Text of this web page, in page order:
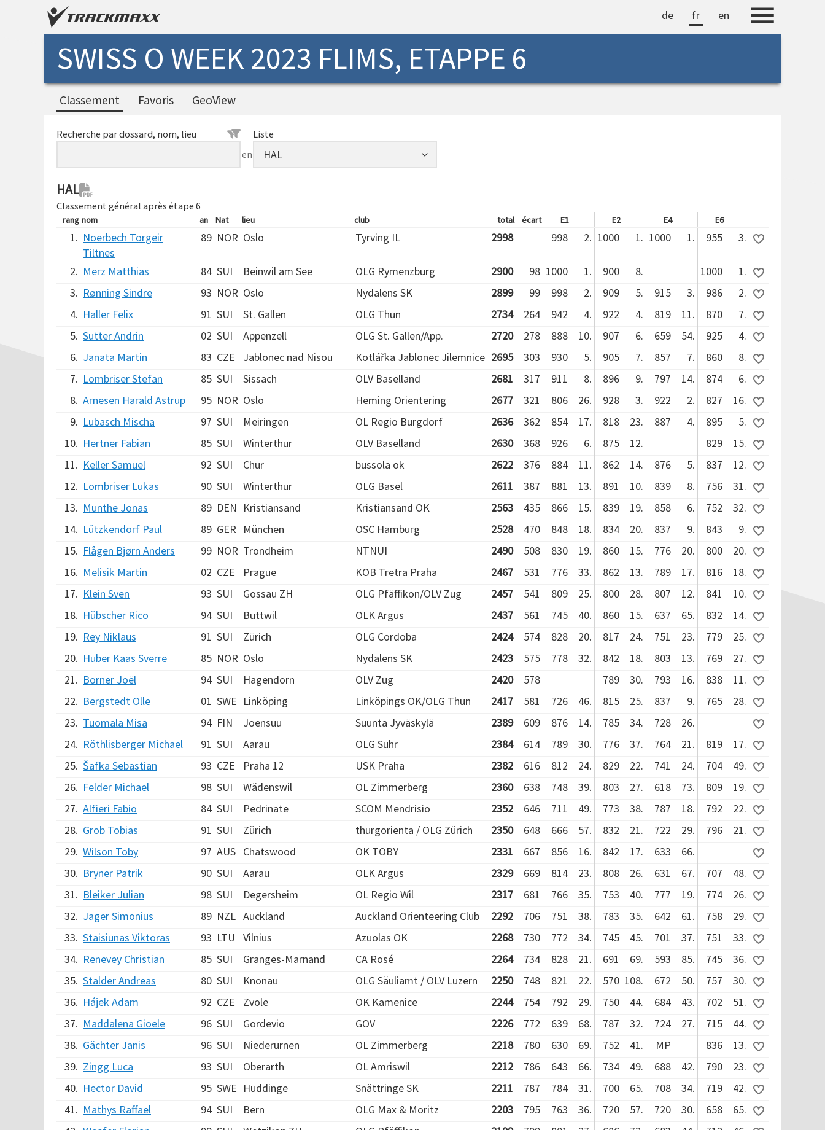
de fr en
SWISS O WEEK 2023 FLIMS, ETAPPE 6
Classement Favoris GeoView
Recherche par dossard, nom, lieu
en
Liste
HAL
Classement général après étape 6
rang nom an Nat lieu club total écart E1 E2 E4 E6
1. Noerbech Torgeir
Tiltnes
89 NOR Oslo Tyrving IL 2998 998 2. 1000 1. 1000 1. 955 3.
2. Merz Matthias 84 SUI Beinwil am See OLG Rymenzburg 2900 98 1000 1. 900 8. 1000
1.
3. Rønning Sindre 93 NOR Oslo Nydalens SK 2899 99 998 2. 909 5. 915 3. 986
2.
4. Haller Felix 91 SUI St. Gallen OLG Thun 2734 264 942 4. 922 4. 819 11. 870
7.
5. Sutter Andrin 02 SUI Appenzell OLG St. Gallen/App. 2720 278 888 10. 907 6. 659 54. 925
4.
6. Janata Martin 83 CZE Jablonec nad Nisou Kotlářka Jablonec Jilemnice 2695 303 930 5. 905 7. 857 7. 860
8.
7. Lombriser Stefan 85 SUI Sissach OLV Baselland 2681 317 911 8. 896 9. 797 14. 874
6.
8. Arnesen Harald Astrup 95 NOR Oslo Heming Orientering 2677 321 806 26. 928 3. 922 2. 827
16.
9. Lubasch Mischa 97 SUI Meiringen OL Regio Burgdorf 2636 362 854 17. 818 23. 887 4. 895
5.
10. Hertner Fabian 85 SUI Winterthur OLV Baselland 2630 368 926 6. 875 12. 829
15.
11. Keller Samuel 92 SUI Chur bussola ok 2622 376 884 11. 862 14. 876 5. 837
12.
12. Lombriser Lukas 90 SUI Winterthur OLG Basel 2611 387 881 13. 891 10. 839 8. 756
31.
13. Munthe Jonas 89 DEN Kristiansand Kristiansand OK 2563 435 866 15. 839 19. 858 6. 752
32.
14. Lützkendorf Paul 89 GER München OSC Hamburg 2528 470 848 18. 834 20. 837 9. 843
9.
15. Flågen Bjørn Anders 99 NOR Trondheim NTNUI 2490 508 830 19. 860 15. 776 20. 800
20.
16. Melisik Martin 02 CZE Prague KOB Tretra Praha 2467 531 776 33. 862 13. 789 17. 816
18.
17. Klein Sven 93 SUI Gossau ZH OLG Pfäffikon/OLV Zug 2457 541 809 25. 800 28. 807 12. 841
10.
18. Hübscher Rico 94 SUI Buttwil OLK Argus 2437 561 745 40. 860 15. 637 65. 832
14.
19. Rey Niklaus 91 SUI Zürich OLG Cordoba 2424 574 828 20. 817 24. 751 23. 779
25.
20. Huber Kaas Sverre 85 NOR Oslo Nydalens SK 2423 575 778 32. 842 18. 803 13. 769
27.
21. Borner Joël 94 SUI Hagendorn OLV Zug 2420 578 789 30. 793 16. 838
11.
22. Bergstedt Olle 01 SWE Linköping Linköpings OK/OLG Thun 2417 581 726 46. 815 25. 837 9. 765
28.
23. Tuomala Misa 94 FIN Joensuu Suunta Jyväskylä 2389 609 876 14. 785 34. 728
26.
24. Röthlisberger Michael 91 SUI Aarau OLG Suhr 2384 614 789 30. 776 37. 764 21. 819
17.
25. Šafka Sebastian 93 CZE Praha 12 USK Praha 2382 616 812 24. 829 22. 741 24. 704
49.
26. Felder Michael 98 SUI Wädenswil OL Zimmerberg 2360 638 748 39. 803 27. 618 73. 809
19.
27. Alfieri Fabio 84 SUI Pedrinate SCOM Mendrisio 2352 646 711 49. 773 38. 787 18. 792
22.
28. Grob Tobias 91 SUI Zürich thurgorienta / OLG Zürich 2350 648 666 57. 832 21. 722 29. 796
21.
29. Wilson Toby 97 AUS Chatswood OK TOBY 2331 667 856 16. 842 17. 633
66.
30. Bryner Patrik 90 SUI Aarau OLK Argus 2329 669 814 23. 808 26. 631 67. 707
48.
31. Bleiker Julian 98 SUI Degersheim OL Regio Wil 2317 681 766 35. 753 40. 777 19. 774
26.
32. Jager Simonius 89 NZL Auckland Auckland Orienteering Club 2292 706 751 38. 783 35. 642 61. 758
29.
33. Staisiunas Viktoras 93 LTU Vilnius Azuolas OK 2268 730 772 34. 745 45. 701 37. 751
33.
34. Renevey Christian 85 SUI Granges-Marnand CA Rosé 2264 734 828 21. 691 69. 593 85. 745
36.
35. Stalder Andreas 80 SUI Knonau OLG Säuliamt / OLV Luzern 2250 748 821 22. 570 108. 672 50. 757
30.
36. Hájek Adam 92 CZE Zvole OK Kamenice 2244 754 792 29. 750 44. 684 43. 702
51.
37. Maddalena Gioele 96 SUI Gordevio GOV 2226 772 639 68. 787 32. 724 27. 715
44.
38. Gächter Janis 96 SUI Niederurnen OL Zimmerberg 2218 780 630 69. 752 41. MP 836
13.
39. Zingg Luca 93 SUI Oberarth OL Amriswil 2212 786 643 66. 734 49. 688 42. 790
23.
40. Hector David 95 SWE Huddinge Snättringe SK 2211 787 784 31. 700 65. 708 34. 719
42.
41. Mathys Raffael 94 SUI Bern OLG Max & Moritz 2203 795 763 36. 720 57. 720 30. 658
65.